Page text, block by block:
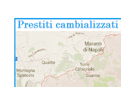
migliori società di
Proprio per tale motivo,
consegna pacchi e nella
all'avanguardia. Negli